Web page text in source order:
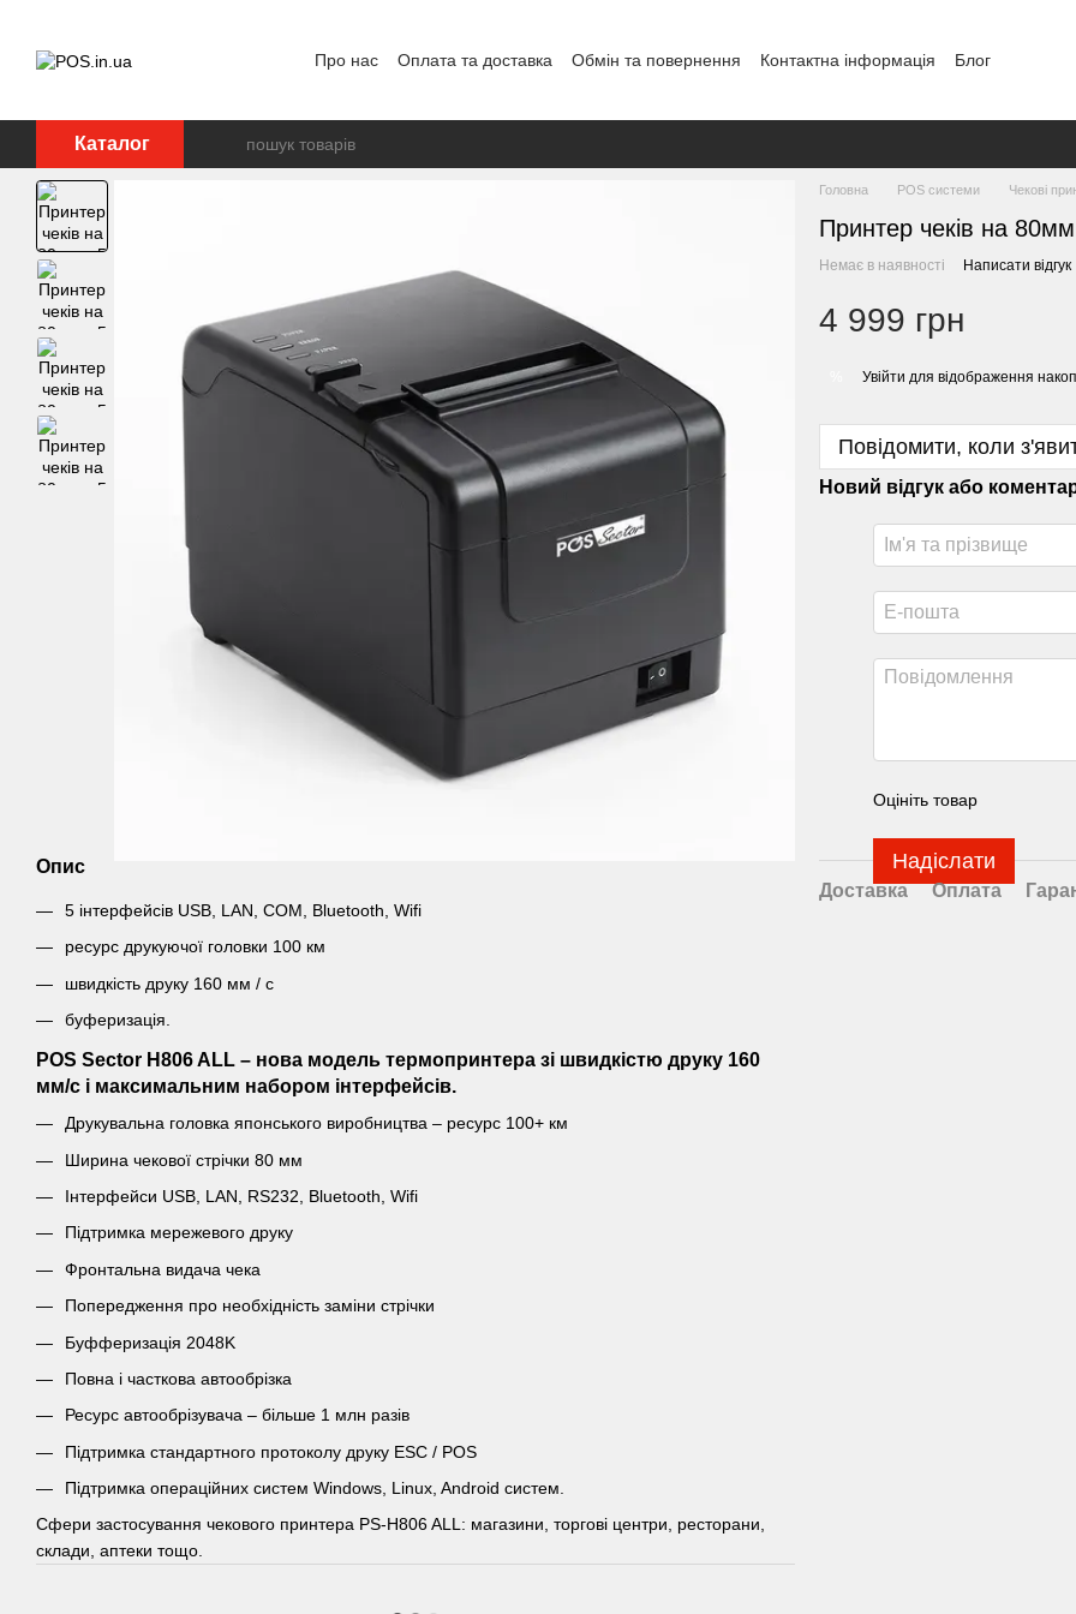
Про нас Оплата та доставка Обмін та повернення Контактна інформація Блог
Каталог
Опис
5 інтерфейсів USB, LAN, COM, Bluetooth, Wifi
ресурс друкуючої головки 100 км
швидкість друку 160 мм / с
буферизація.
POS Sector H806 ALL – нова модель термопринтера зі швидкістю друку 160
мм/с і максимальним набором інтерфейсів.
Друкувальна головка японського виробництва – ресурс 100+ км
Ширина чекової стрічки 80 мм
Інтерфейси USB, LAN, RS232, Bluetooth, Wifi
Підтримка мережевого друку
Фронтальна видача чека
Попередження про необхідність заміни стрічки
Буфферизація 2048K
Повна і часткова автообрізка
Ресурс автообрізувача – більше 1 млн разів
Підтримка стандартного протоколу друку ESC / POS
Підтримка операційних систем Windows, Linux, Android систем.
Сфери застосування чекового принтера PS-H806 ALL: магазини, торгові центри, ресторани,
склади, аптеки тощо.
Головна POS системи Чекові
Принтер чеків на
Немає в наявності Написати відгук
4 999 грн
Увійти для відображення
Повідомити, коли
Новий відгук або
Оцініть товар
Надіслати
Доставка Оплата